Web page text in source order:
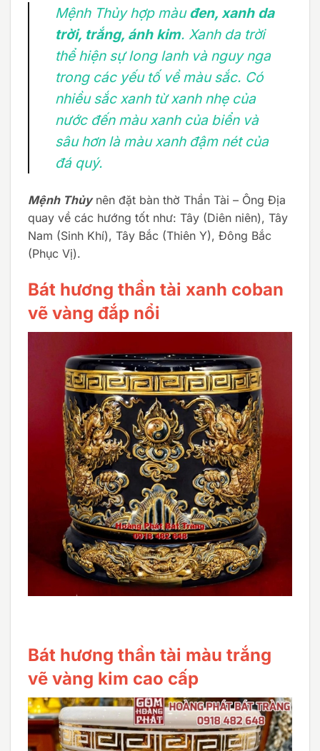
Mệnh Thủy hợp màuđen, xanh da
trời, trắng, ánh kim. Xanh da trời
thể hiện sự long lanh và nguy nga
trong các yếu tố về màu sắc. Có
nhiều sắc xanh từ xanh nhẹ của
nước đến màu xanh của biển và
sâu hơn là màu xanh đậm nét của
đá quý.
Mệnh Thủynên đặt bàn thờ Thần Tài – Ông Địa
quay về các hướng tốt như: Tây (Diên niên), Tây
Nam (Sinh Khí), Tây Bắc (Thiên Y), Đông Bắc
(Phục Vị).
Bát hương thần tài xanh coban
vẽ vàng đắp nổi
Bát hương thần tài màu trắng
vẽ vàng kim cao cấp